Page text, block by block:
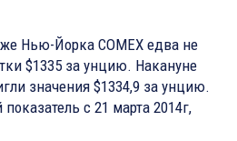
Нью-Йорка COMEX едва не
$1335 за унцию. Накануне
значения $1334,9 за унцию.
с 21 марта 2014г,